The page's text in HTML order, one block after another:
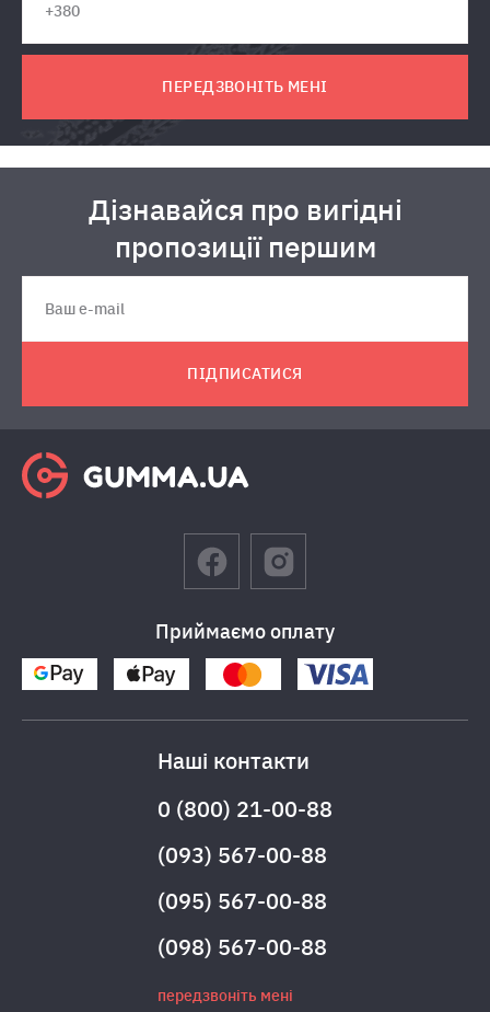
ПЕРЕДЗВОНІТЬ МЕНІ
Дізнавайся про вигідні
пропозиції першим
ПІДПИСАТИСЯ
Приймаємо оплату
Наші контакти
0 (800) 21-00-88
(093) 567-00-88
(095) 567-00-88
(098) 567-00-88
передзвоніть мені